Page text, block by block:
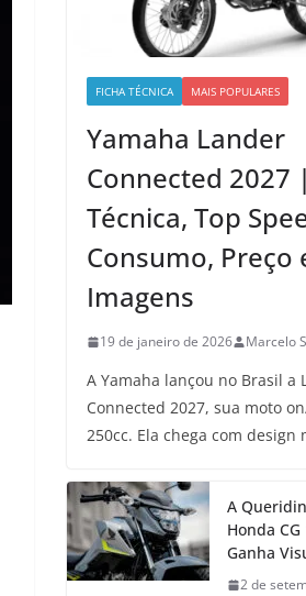
FICHA TÉCNICA MAIS POPULARES
Yamaha Lander
Connected 2027
Técnica, Top
Consumo, Preço
Imagens
19 de janeiro de 2026 Marcelo
A Yamaha lançou no Brasil a
Connected 2027, sua moto
250cc. Ela chega com design
A
Honda
Ganha
2 de